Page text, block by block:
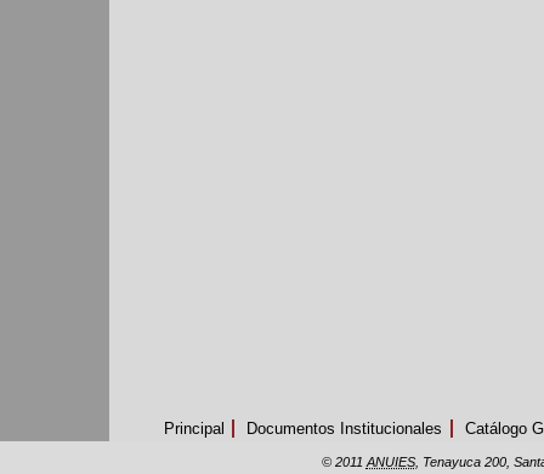
Principal Documentos Institucionales Catálogo
© 2011 ANUIES, Tenayuca 200,